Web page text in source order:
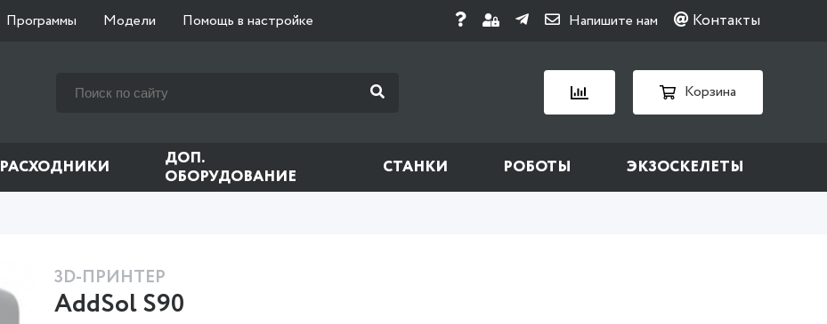
Программы Модели Помощь в настройке Напишите нам Контакты
Корзина
РАСХОДНИКИ
ДОП.
ОБОРУДОВАНИЕ
СТАНКИ РОБОТЫ ЭКЗОСКЕЛЕТЫ
3D-ПРИНТЕР
AddSol S90